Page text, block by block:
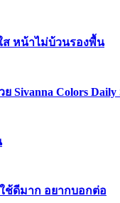
ส หน้าไม่บ้วนรองพื้น
Sivanna Colors Daily
ใช้ดีมาก อยากบอกต่อ